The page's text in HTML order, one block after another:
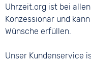
Uhrzeit.org ist bei
Konzessionär und
Wünsche erfüllen.
Unser Kundenservice